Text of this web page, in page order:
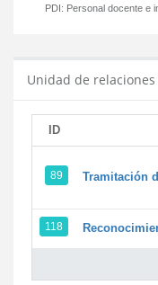
PDI: Personal docente e
Unidad de
ID
89 Tramitación
118